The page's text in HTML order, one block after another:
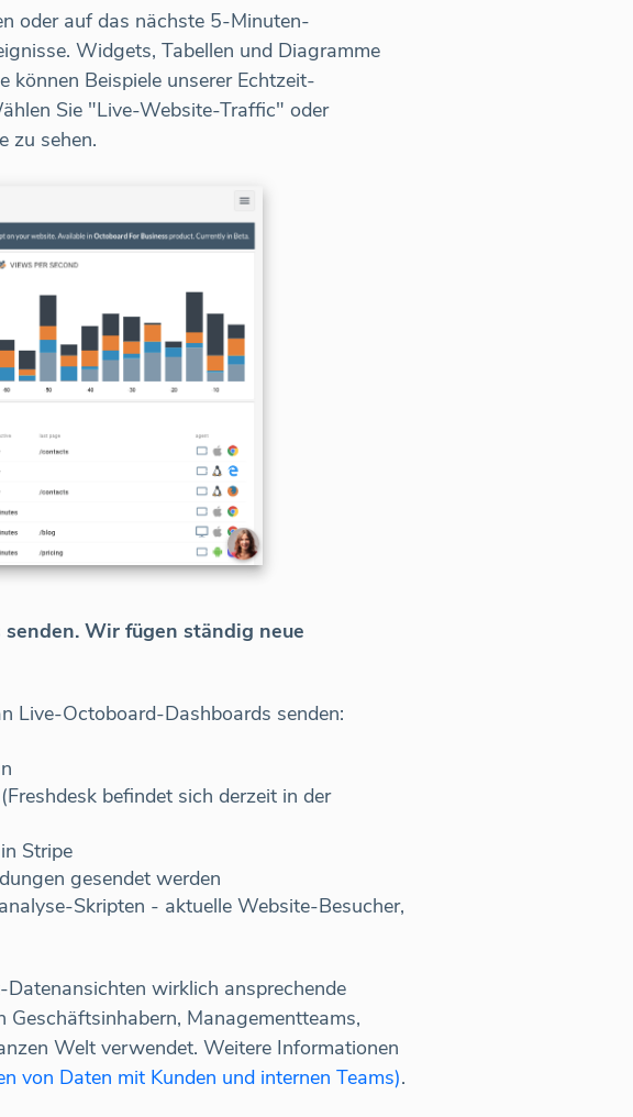
oder auf das nächste 5-Minuten-
Widgets, Tabellen und Diagramme
Beispiele unserer Echtzeit-
Sie "Live-Website-Traffic" oder
zu sehen.
Wir fügen ständig neue
Live-Octoboard-Dashboards senden:
befindet sich derzeit in der
in Stripe
gesendet werden
Skripten - aktuelle Website-Besucher,
wirklich ansprechende
Managementteams,
Welt verwendet. Weitere Informationen
von Daten mit Kunden und internen Teams).